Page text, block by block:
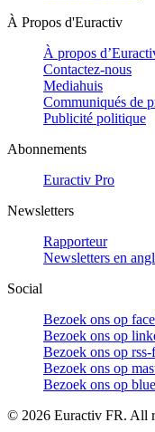
À Propos d'Euractiv
À propos
Contactez-nous
Mediahuis
Communiqués de
Publicité politique
Abonnements
Euractiv Pro
Newsletters
Rapporteur
Newsletters en
Social
Bezoek ons op
Bezoek ons op
Bezoek ons op rss-
Bezoek ons op
Bezoek ons op
© 2026 Euractiv FR. All